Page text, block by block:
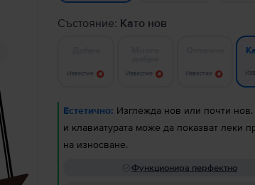
Състояние: Като нов
Известие Известие Известие
Естетично: Изглежда нов или почти нов.
и клавиатурата може да показват леки
на износване.
Функционира перфектно